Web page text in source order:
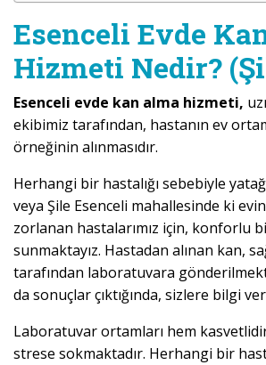
Esenceli Evde
Hizmeti Nedir?
Esenceli evde kan alma hizmeti,
ekibimiz tarafından, hastanın ev
örneğinin alınmasıdır.
Herhangi bir hastalığı sebebiyle
veya Şile Esenceli mahallesinde ki
zorlanan hastalarımız için, konforlu
sunmaktayız. Hastadan alınan kan,
tarafından laboratuvara
da sonuçlar çıktığında, sizlere bilgi
Laboratuvar ortamları hem
strese sokmaktadır. Herhangi bir